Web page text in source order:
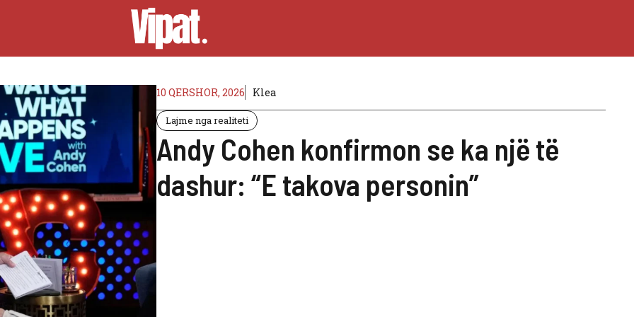
10 QERSHOR, 2026 Klea
Lajme nga realiteti
Andy Cohen konfirmon se ka një të
dashur: “E takova personin”